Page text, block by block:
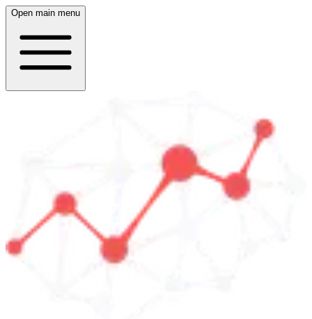
Open main menu